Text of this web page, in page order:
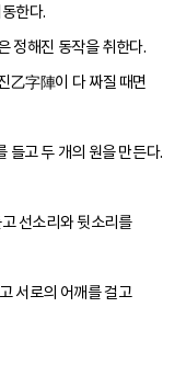
한다.
정해진 동작을 취한다.
乙字陣이 다 짜질 때면
들고 두 개의 원을 만든다.
선소리와 뒷소리를
서로의 어깨를 걸고